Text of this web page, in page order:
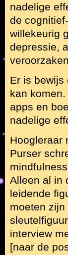
nadelige
de
willekeurig
depressie,
Er is bewijs
kan
apps en
nadelige
Hoogleraar
Purser
Alleen al in
leidende
moeten
interview
[naar de